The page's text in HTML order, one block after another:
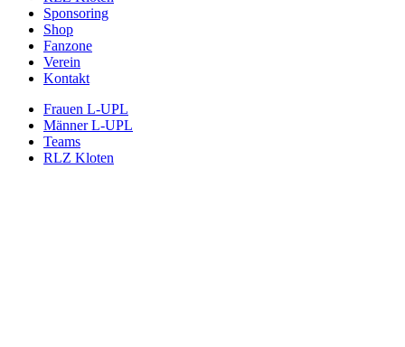
Sponsoring
Shop
Fanzone
Verein
Kontakt
Frauen L-UPL
Männer L-UPL
Teams
RLZ Kloten